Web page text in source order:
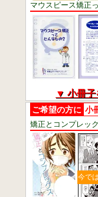
マウスピース矯正
▼ 小冊子
ご希望の方に 小
矯正とコンプレッ
今で